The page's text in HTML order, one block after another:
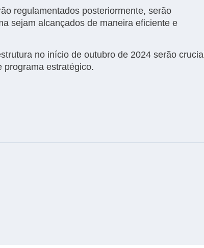
regulamentados posteriormente, serão
sejam alcançados de maneira eficiente e
no início de outubro de 2024 serão
programa estratégico.